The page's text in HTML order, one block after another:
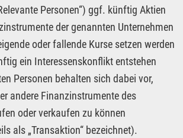
Personen“) ggf. künftig Aktien
der genannten Unternehmen
oder fallende Kurse setzen werden
ein Interessenskonflikt entstehen
Personen behalten sich dabei vor,
andere Finanzinstrumente des
oder verkaufen zu können
als „Transaktion“ bezeichnet).